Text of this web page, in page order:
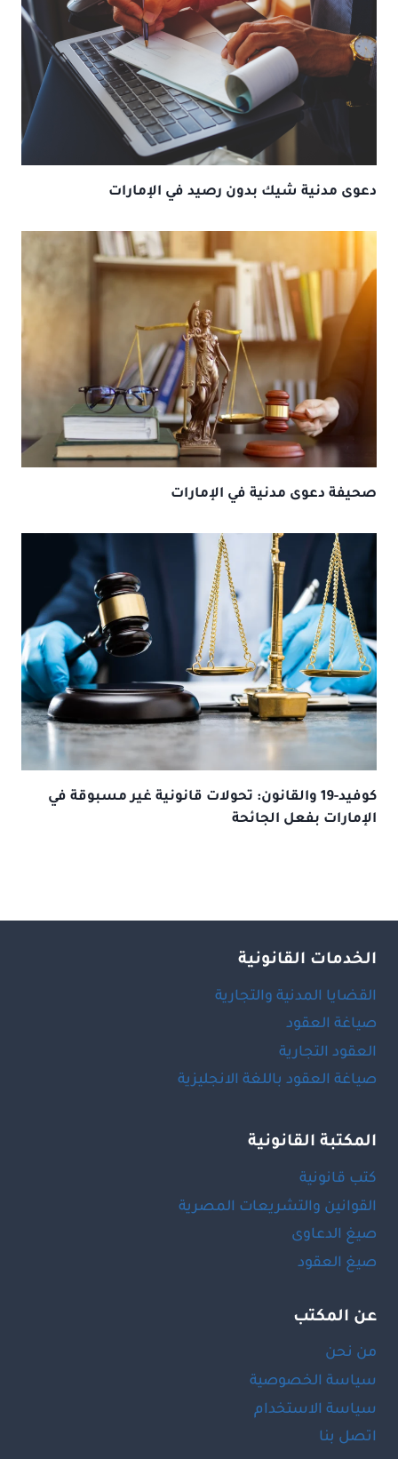
دعوى مدنية شيك بدون رصيد في الإمارات
صحيفة دعوى مدنية في الإمارات
كوفيد-19 والقانون: تحولات قانونية غير مسبوقة في
الإمارات بفعل الجائحة
الخدمات القانونية
القضايا المدنية والتجارية
صياغة العقود
العقود التجارية
صياغة العقود باللغة الانجليزية
المكتبة القانونية
كتب قانونية
القوانين والتشريعات المصرية
صيغ الدعاوى
صيغ العقود
عن المكتب
من نحن
سياسة الخصوصية
سياسة الاستخدام
اتصل بنا